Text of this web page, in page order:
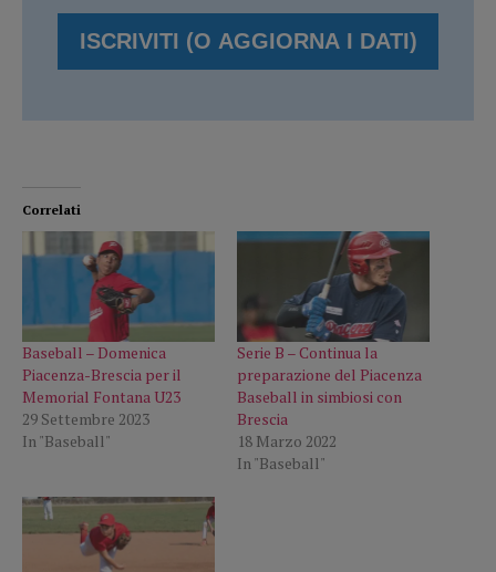
Correlati
Baseball – Domenica
Piacenza-Brescia per il
Memorial Fontana U23
29 Settembre 2023
In "Baseball"
Serie B – Continua la
preparazione del Piacenza
Baseball in simbiosi con
Brescia
18 Marzo 2022
In "Baseball"